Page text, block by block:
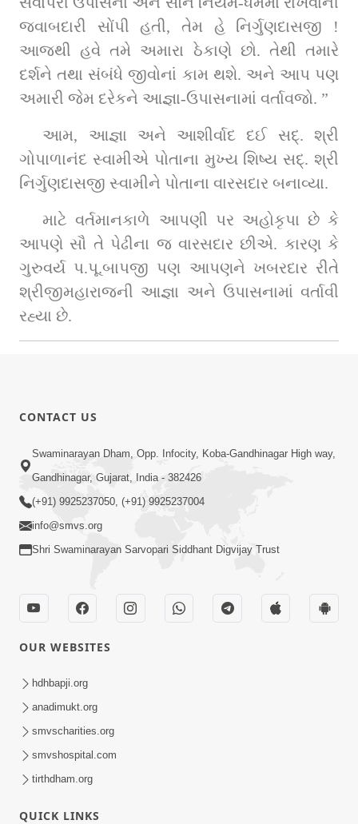
જવાબદારી સોંપી હતી, તેમ હે નિર્ગુણદાસજી !
આજથી હવે તમે અમારા ઠેકાણે છો. તેથી તમારે
દર્શને તથા સંબંધે જીવોનાં કામ થશે. અને આપ પણ
અમારી જેમ દરેકને આજ્ઞા-ઉપાસનામાં વર્તાવજો. ”
આમ, આજ્ઞા અને આશીર્વાદ દઈ સદ્‌. શ્રી
ગોપાળાનંદ સ્વામીએ પોતાના મુખ્ય શિષ્ય સદ્. શ્રી
નિર્ગુણદાસજી સ્વામીને પોતાના વારસદાર બનાવ્યા.
માટે વર્તમાનકાળે આપણી પર અહોકૃપા છે કે
આપણે સૌ તે પેઢીના જ વારસદાર છીએ. કારણ કે
ગુરુવર્ય પ.પૂ.બાપજી પણ આપણને ખબરદાર રીતે
શ્રીજીમહારાજની આજ્ઞા અને ઉપાસનામાં વર્તાવી
રહ્યા છે.
CONTACT US
Swaminarayan Dham, Opp. Infocity, Koba-Gandhinagar High way,
Gandhinagar, Gujarat, India - 382426
(+91) 9925237050, (+91) 9925237004
info@smvs.org
Shri Swaminarayan Sarvopari Siddhant Digvijay Trust
OUR WEBSITES
hdhbapji.org
anadimukt.org
smvscharities.org
smvshospital.com
tirthdham.org
QUICK LINKS